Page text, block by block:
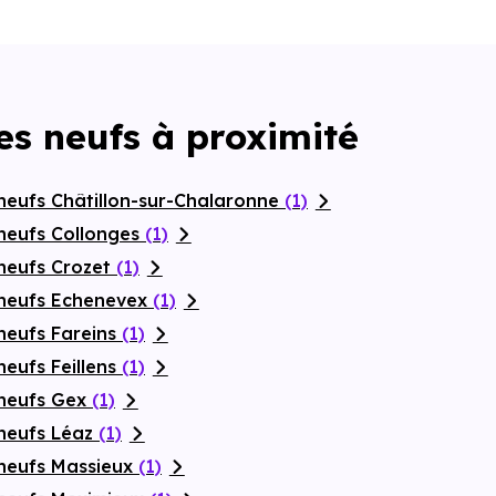
neufs à proximité
Châtillon-sur-Chalaronne (1)
Collonges (1)
Crozet (1)
Echenevex (1)
Fareins (1)
Feillens (1)
Gex (1)
Léaz (1)
Massieux (1)